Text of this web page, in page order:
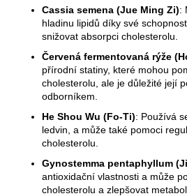
Cassia semena (Jue Ming Zi):
hladinu lipidů díky své
snižovat absorpci cholesterolu.
Červená fermentovaná rýže
přírodní statiny, které mohou
cholesterolu, ale je důležité její
odborníkem.
He Shou Wu (Fo-Ti): Používá
ledvin, a může také pomoci
cholesterolu.
Gynostemma pentaphyllum
antioxidační vlastnosti a může
cholesterolu a zlepšovat